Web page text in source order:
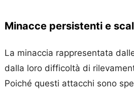
Minacce persistenti e
La minaccia rappresentata
dalla loro difficoltà di
Poiché questi attacchi sono